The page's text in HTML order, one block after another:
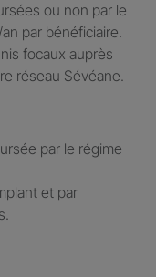
ou non par le
par bénéficiaire.​
focaux auprès
réseau Sévéane.​
par le régime
et par